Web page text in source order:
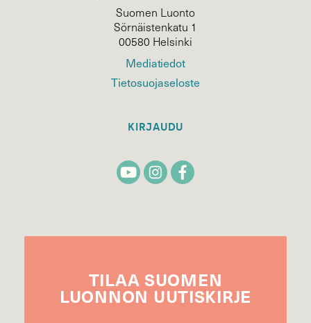
Suomen Luonto
Sörnäistenkatu 1
00580 Helsinki
Mediatiedot
Tietosuojaseloste
KIRJAUDU
TILAA SUOMEN
LUONNON UUTIS­KIRJE